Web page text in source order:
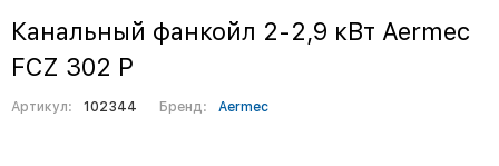
Канальный фанкойл 2-2,9 кВт Aermec
FCZ 302 P
Артикул: 102344 Бренд: Aermec